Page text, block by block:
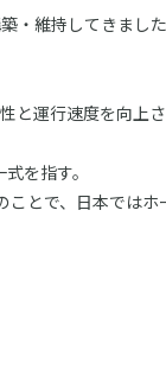
維持してきま
運行速度を向上
を指す。
とで、日本ではホ